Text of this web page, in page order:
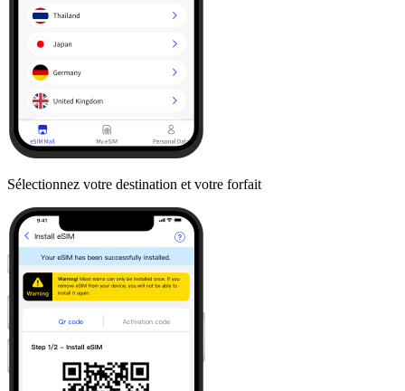
Sélectionnez votre destination et votre forfait